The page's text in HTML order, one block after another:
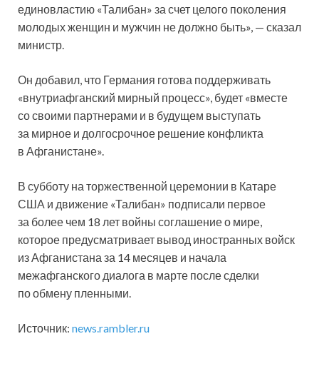
единовластию «Талибан» за счет целого поколения
молодых женщин и мужчин не должно быть», — сказал
министр.
Он добавил, что Германия готова поддерживать
«внутриафганский мирный процесс», будет «вместе
со своими партнерами и в будущем выступать
за мирное и долгосрочное решение конфликта
в Афганистане».
В субботу на торжественной церемонии в Катаре
США и движение «Талибан» подписали первое
за более чем 18 лет войны соглашение о мире,
которое предусматривает вывод иностранных войск
из Афганистана за 14 месяцев и начала
межафганского диалога в марте после сделки
по обмену пленными.
Источник: news.rambler.ru